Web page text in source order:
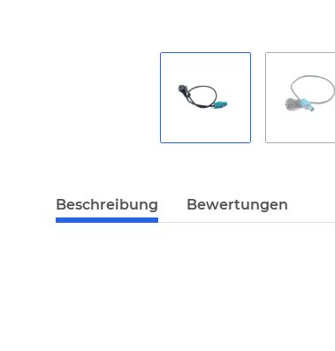
Beschreibung Bewertungen